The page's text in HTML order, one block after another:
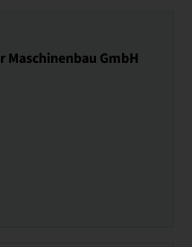
GmbH